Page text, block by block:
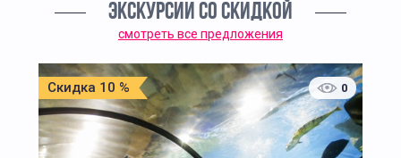
ЭКСКУРСИИ СО СКИДКОЙ
смотреть все предложения
Скидка 10 % 0